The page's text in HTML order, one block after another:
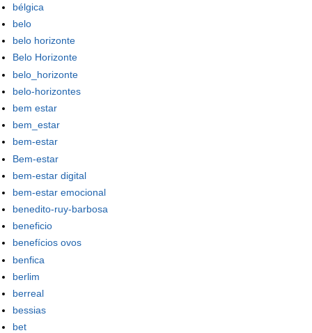
bélgica
belo
belo horizonte
Belo Horizonte
belo_horizonte
belo-horizontes
bem estar
bem_estar
bem-estar
Bem-estar
bem-estar digital
bem-estar emocional
benedito-ruy-barbosa
beneficio
benefícios ovos
benfica
berlim
berreal
bessias
bet